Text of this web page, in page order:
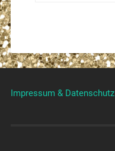
Impressum & Datenschutz